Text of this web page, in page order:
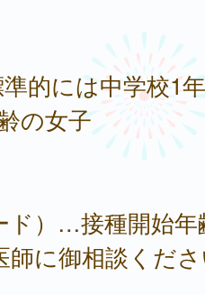
的には中学校1
の女子
ド）…接種開始
師に御相談くだ